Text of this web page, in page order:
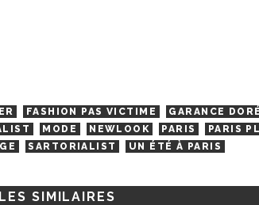
FASHION PAS VICTIME GARANCE DORÉ
MODE NEWLOOK PARIS PARIS
SARTORIALIST UN ÉTÉ À PARIS
SIMILAIRES